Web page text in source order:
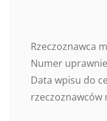
Rzeczoznawca
Numer
Data wpisu do
rzeczoznawców